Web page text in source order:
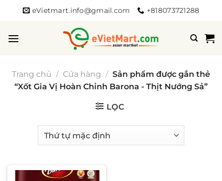
dung
eVietmart.info@gmail.com +818073721288
Trang chủ / Cửa hàng / Sản phẩm được gắn thẻ
“Xốt Gia Vị Hoàn Chỉnh Barona - Thịt Nướng Sả”
LỌC